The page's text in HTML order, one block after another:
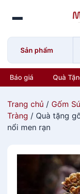
o
Sản phẩm
Báo giá Quà
Trang chủ / Gốm
Tràng / Quà tặng
nổi men rạn